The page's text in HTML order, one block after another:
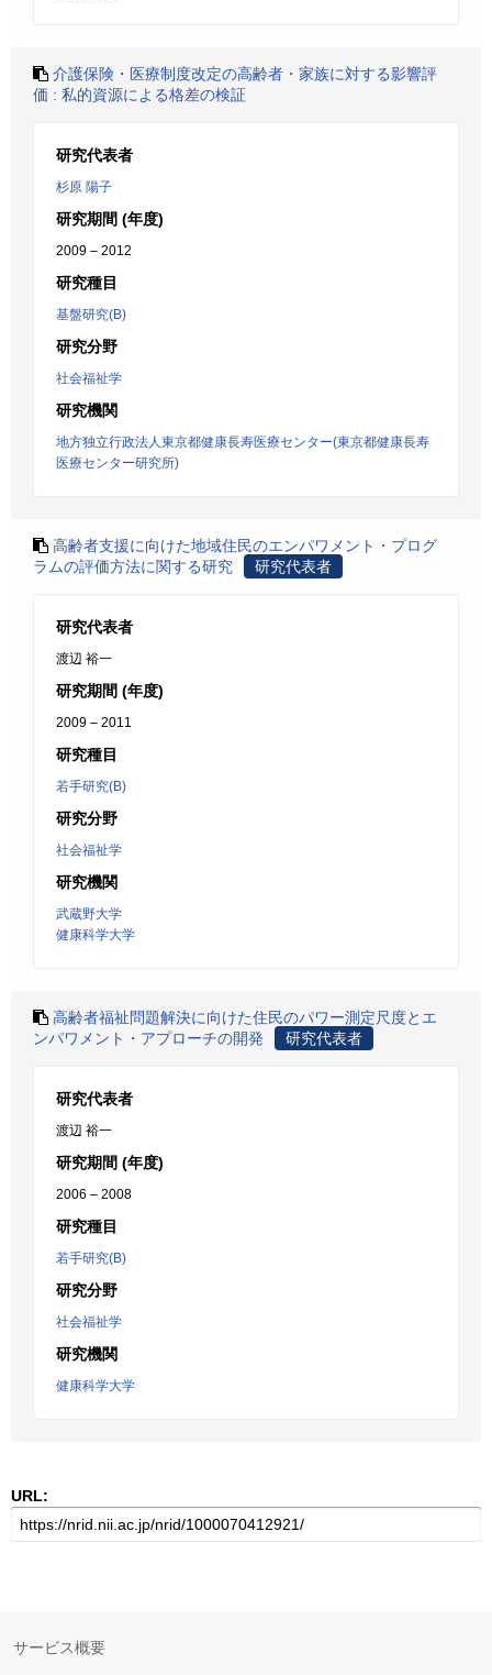
介護保険・医療制度改定の高齢者・家族に対する影響評
価 : 私的資源による格差の検証
研究代表者
杉原 陽子
研究期間 (年度)
2009 – 2012
研究種目
基盤研究(B)
研究分野
社会福祉学
研究機関
地方独立行政法人東京都健康長寿医療センター(東京都健康長寿
医療センター研究所)
高齢者支援に向けた地域住民のエンパワメント・プログ
ラムの評価方法に関する研究
研究代表者
研究代表者
渡辺 裕一
研究期間 (年度)
2009 – 2011
研究種目
若手研究(B)
研究分野
社会福祉学
研究機関
武蔵野大学
健康科学大学
高齢者福祉問題解決に向けた住民のパワー測定尺度とエ
ンパワメント・アプローチの開発
研究代表者
研究代表者
渡辺 裕一
研究期間 (年度)
2006 – 2008
研究種目
若手研究(B)
研究分野
社会福祉学
研究機関
健康科学大学
URL:
サービス概要